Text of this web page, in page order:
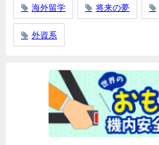
海外留学 将来の夢
外資系